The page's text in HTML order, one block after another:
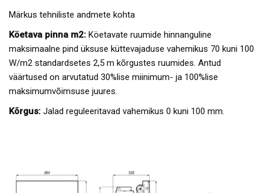
Märkus tehniliste andmete kohta
Köetava pinna m2: Köetavate ruumide hinnanguline
maksimaalne pind üksuse küttevajaduse vahemikus 70 kuni 100
W/m2 standardsetes 2,5 m kõrgustes ruumides. Antud
väärtused on arvutatud 30%lise miinimum- ja 100%lise
maksimumvõimsuse juures.
Kõrgus: Jalad reguleeritavad vahemikus 0 kuni 100 mm.